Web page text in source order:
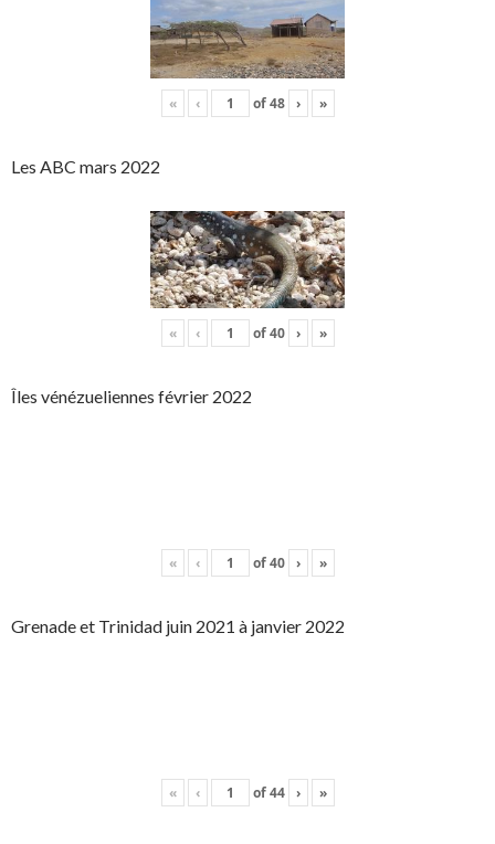
« ‹ of48 › »
Les ABC mars 2022
« ‹ of40 › »
Îles vénézueliennes février 2022
« ‹ of40 › »
Grenade et Trinidad juin 2021 à janvier 2022
« ‹ of44 › »